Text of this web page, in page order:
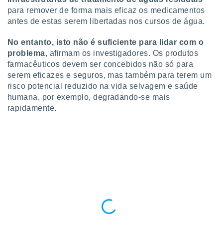
através
estudos
para remover de forma mais eficaz os medicamentos
antes de estas serem libertadas nos cursos de água.
No entanto, isto não é suficiente para lidar com o
problema, afirmam os investigadores. Os produtos
farmacêuticos devem ser concebidos não só para
serem eficazes e seguros, mas também para terem um
risco potencial reduzido na vida selvagem e saúde
humana, por exemplo, degradando-se mais
rapidamente.